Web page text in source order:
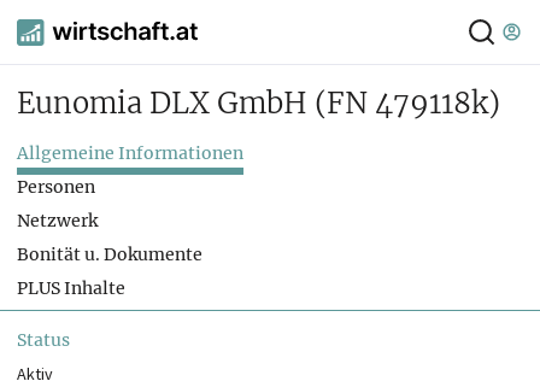
Eunomia DLX GmbH (FN 479118k)
Allgemeine Informationen
Personen
Netzwerk
Bonität u. Dokumente
PLUS Inhalte
Status
Aktiv